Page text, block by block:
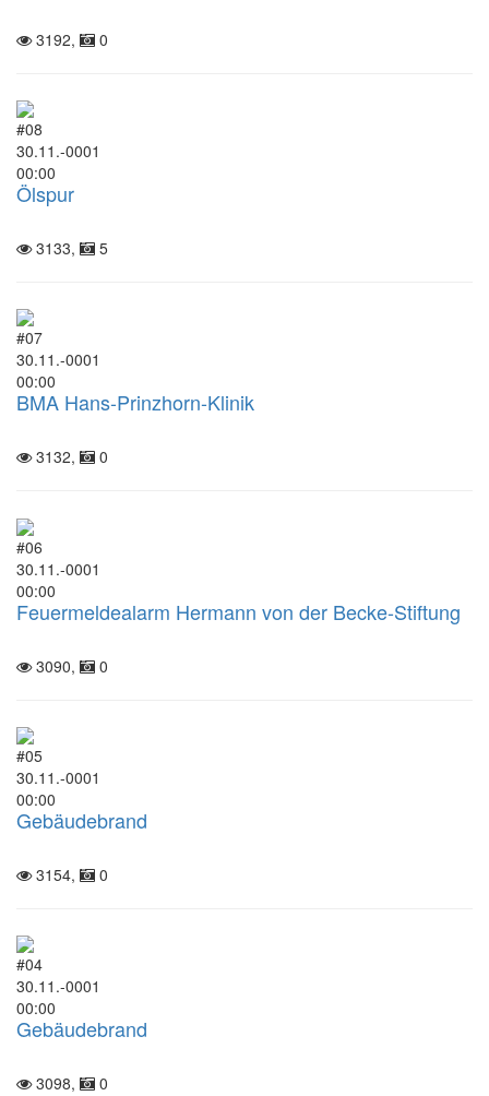
3192, 0
#08
30.11.-0001
00:00
Ölspur
3133, 5
#07
30.11.-0001
00:00
BMA Hans-Prinzhorn-Klinik
3132, 0
#06
30.11.-0001
00:00
Feuermeldealarm Hermann von der Becke-Stiftung
3090, 0
#05
30.11.-0001
00:00
Gebäudebrand
3154, 0
#04
30.11.-0001
00:00
Gebäudebrand
3098, 0